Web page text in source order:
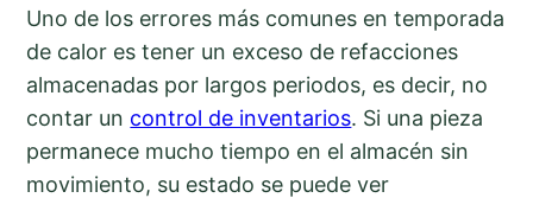
Uno de los errores más comunes en temporada
de calor es tener un exceso de refacciones
almacenadas por largos periodos, es decir, no
contar un control de inventarios. Si una pieza
permanece mucho tiempo en el almacén sin
movimiento, su estado se puede ver